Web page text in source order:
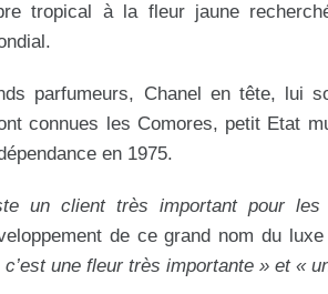
tropical à la fleur jaune
parfumeurs, Chanel en tête, lui
connues les Comores, petit Etat
en 1975.
un client très important pour les
de ce grand nom du
une fleur très importante » et «